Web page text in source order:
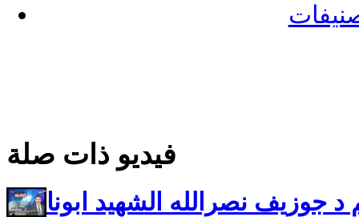
فيديو ذات صلة
د جوزيف نصرالله الشهيد ابونا